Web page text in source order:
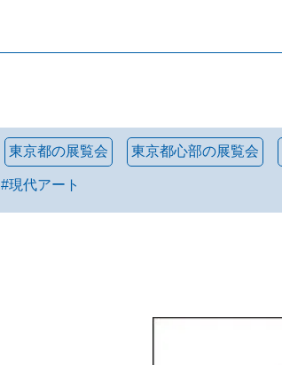
東京都の展覧会 東京都心部の展覧会
#現代アート